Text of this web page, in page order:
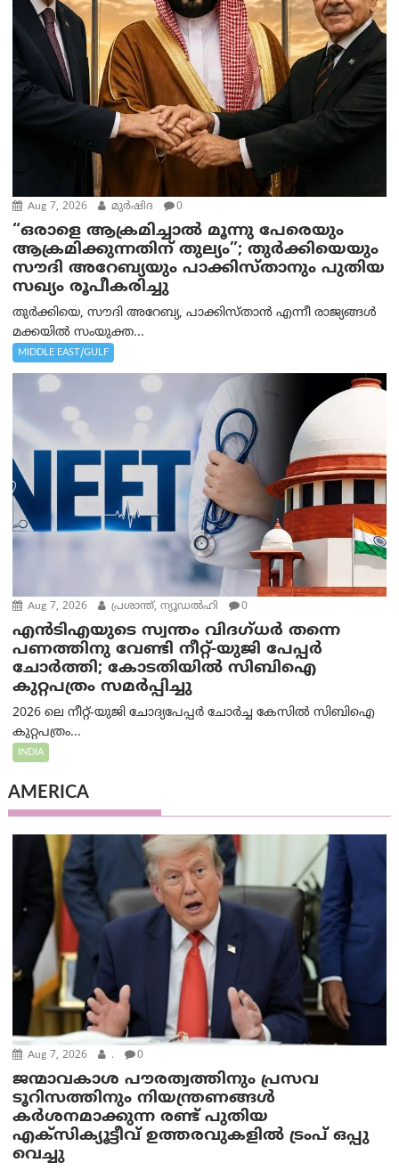
Aug 7, 2026 മുര്‍ഷിദ 0
“ഒരാളെ ആക്രമിച്ചാല്‍ മൂന്നു പേരെയും
ആക്രമിക്കുന്നതിന് തുല്യം”; തുർക്കിയെയും
സൗദി അറേബ്യയും പാക്കിസ്താനും പുതിയ
സഖ്യം രൂപീകരിച്ചു
തുർക്കിയെ, സൗദി അറേബ്യ, പാക്കിസ്താന്‍ എന്നീ രാജ്യങ്ങൾ
മക്കയിൽ സംയുക്ത...
MIDDLE EAST/GULF
Aug 7, 2026 പ്രശാന്ത്, ന്യൂഡല്‍ഹി 0
എൻ‌ടി‌എയുടെ സ്വന്തം വിദഗ്ധർ തന്നെ
പണത്തിനു വേണ്ടി നീറ്റ്-യു‌ജി പേപ്പർ
ചോർത്തി; കോടതിയില്‍ സിബിഐ
കുറ്റപത്രം സമര്‍പ്പിച്ചു
2026 ലെ നീറ്റ്-യുജി ചോദ്യപേപ്പർ ചോർച്ച കേസിൽ സിബിഐ
കുറ്റപത്രം...
INDIA
AMERICA
Aug 7, 2026 . 0
ജന്മാവകാശ പൗരത്വത്തിനും പ്രസവ
ടൂറിസത്തിനും നിയന്ത്രണങ്ങൾ
കർശനമാക്കുന്ന രണ്ട് പുതിയ
എക്സിക്യൂട്ടീവ് ഉത്തരവുകളിൽ ട്രംപ് ഒപ്പു
വെച്ചു